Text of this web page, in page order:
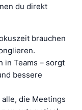
du direkt
brauchen
in Teams – sorgt
bessere
die Meetings